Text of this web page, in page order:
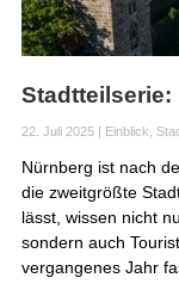
Stadtteilserie:
22. Juli 2025| Einblick
Nürnberg ist nach
die zweitgrößte
lässt, wissen nicht
sondern auch
vergangenes Jahr